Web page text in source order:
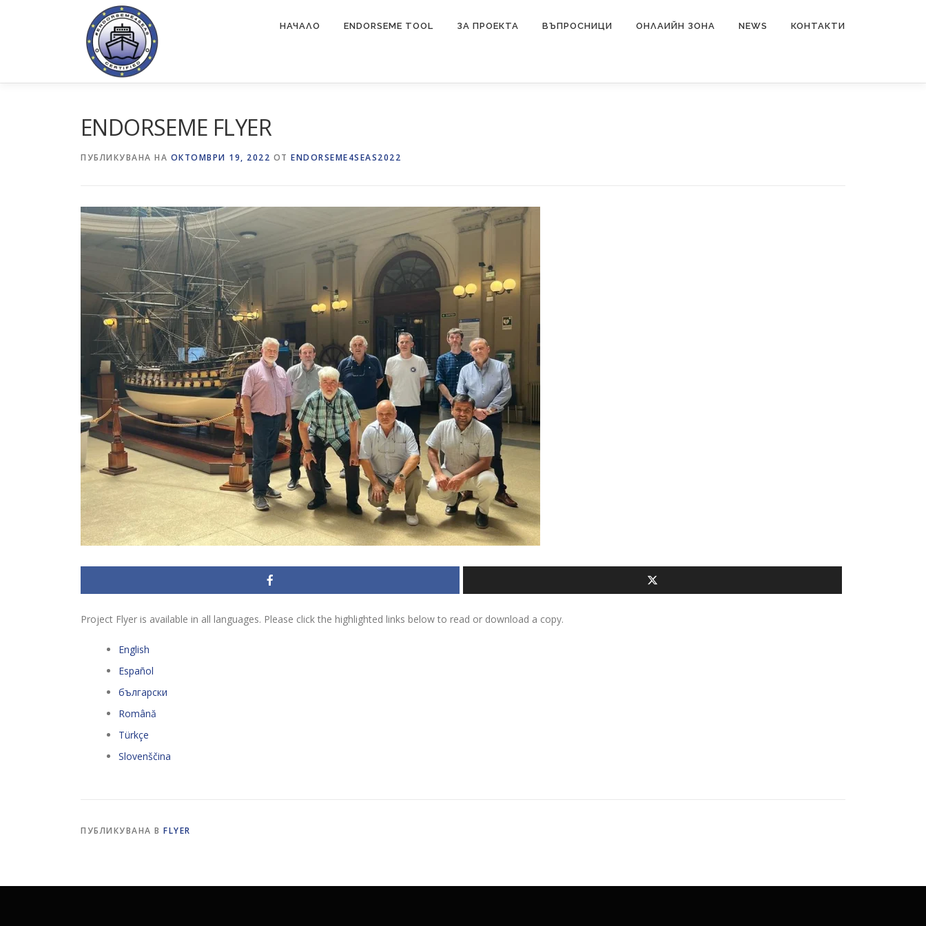
НАЧАЛО ENDORSEME TOOL ЗА ПРОЕКТА ВЪПРОСНИЦИ ОНЛАИЙН ЗОНА NEWS КОНТАКТИ
ENDORSEME FLYER
ПУБЛИКУВАНА НА ОКТОМВРИ 19, 2022 ОТ ENDORSEME4SEAS2022
Project Flyer is available in all languages. Please click the highlighted links below to read or download a copy.
English
Español
български
Română
Türkçe
Slovenščina
ПУБЛИКУВАНА В FLYER